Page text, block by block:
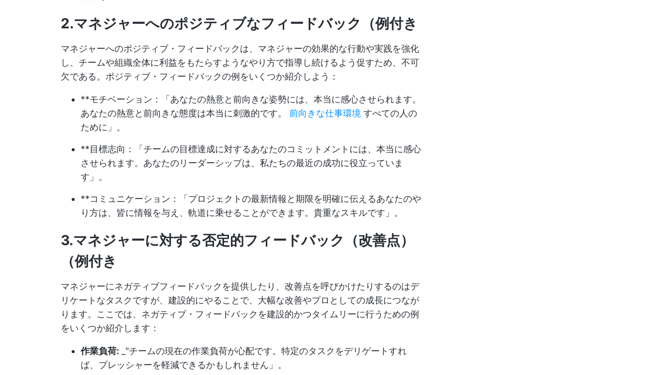
2.マネジャーへのポジティブなフィードバック（例付き
マネジャーへのポジティブ・フィードバックは、マネジャーの効果的な行動や実践を強化
し、チームや組織全体に利益をもたらすようなやり方で指導し続けるよう促すため、不可
欠である。ポジティブ・フィードバックの例をいくつか紹介しよう：
**モチベーション：「あなたの熱意と前向きな姿勢には、本当に感心させられます。
あなたの熱意と前向きな態度は本当に刺激的です。 前向きな仕事環境 すべての人の
ために」。
**目標志向：「チームの目標達成に対するあなたのコミットメントには、本当に感心
させられます。あなたのリーダーシップは、私たちの最近の成功に役立っていま
す」。
**コミュニケーション：「プロジェクトの最新情報と期限を明確に伝えるあなたのや
り方は、皆に情報を与え、軌道に乗せることができます。貴重なスキルです」。
3.マネジャーに対する否定的フィードバック（改善点）
（例付き
マネジャーにネガティブフィードバックを提供したり、改善点を呼びかけたりするのはデ
リケートなタスクですが、建設的にやることで、大幅な改善やプロとしての成長につなが
ります。ここでは、ネガティブ・フィードバックを建設的かつタイムリーに行うための例
をいくつか紹介します：
作業負荷: _"チームの現在の作業負荷が心配です。特定のタスクをデリゲートすれ
ば、プレッシャーを軽減できるかもしれません」。